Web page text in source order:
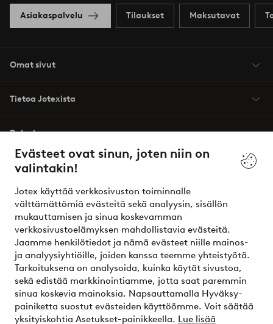
Evästeet ovat sinun, joten niin on
valintakin!
Jotex käyttää verkkosivuston toiminnalle
välttämättömiä evästeitä sekä analyysin, sisällön
mukauttamisen ja sinua koskevamman
verkkosivustoelämyksen mahdollistavia evästeitä.
Jaamme henkilötiedot ja nämä evästeet niille mainos-
ja analyysiyhtiöille, joiden kanssa teemme yhteistyötä.
Tarkoituksena on analysoida, kuinka käytät sivustoa,
sekä edistää markkinointiamme, jotta saat paremmin
sinua koskevia mainoksia. Napsauttamalla Hyväksy-
painiketta suostut evästeiden käyttöömme. Voit säätää
yksityiskohtia Asetukset-painikkeella. Lue lisää
Asiakaspalvelu Tilaukset Maksutavat
Omat sivut
Tietoa Jotexista
Palvelumme
Ehdot
Ystävät
Turvalliset maksut – maksa nyt tai erissä
Haluatko tietää lisää maksuvaihtoehdoistamme?
elpy